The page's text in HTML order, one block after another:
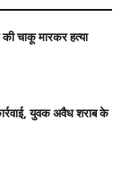
चाकू मारकर हत्या
युवक अवैध शराब के